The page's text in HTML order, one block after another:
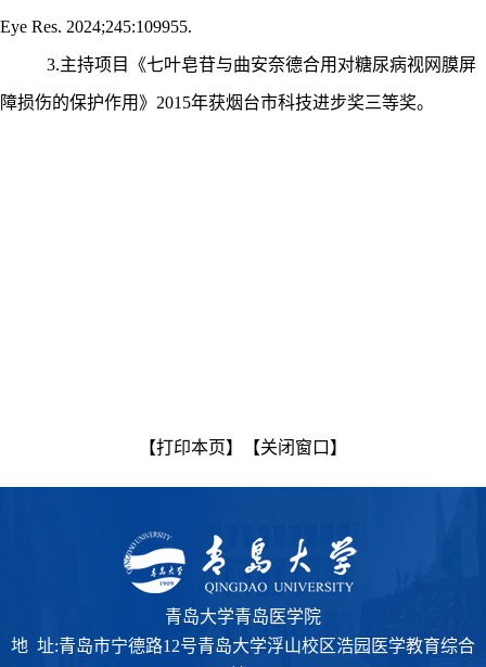
Eye Res. 2024;245:109955.
3.主持项目《七叶皂苷与曲安奈德合用对糖尿病视网膜屏
障损伤的保护作用》 2015年获烟台市科技进步奖三等奖。
【打印本页】 【关闭窗口】
青岛大学青岛医学院
地 址:青岛市宁德路12号青岛大学浮山校区浩园医学教育综合